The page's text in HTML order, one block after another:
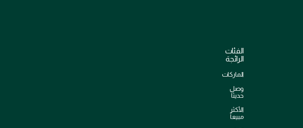
الفئات
الرائجة
الماركات
وصل
حديثاً
الأكثر
مبيعاً